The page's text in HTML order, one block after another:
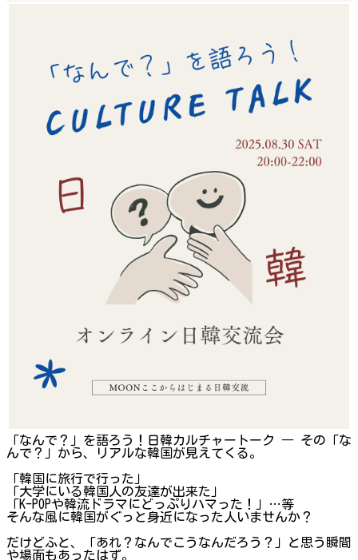
「なんで？」を語ろう！日韓カルチャートーク ― その「な
んで？」から、リアルな韓国が見えてくる。
「韓国に旅行で行った」
「大学にいる韓国人の友達が出来た」
「K-POPや韓流ドラマにどっぷりハマった！」…等
そんな風に韓国がぐっと身近になった人いませんか？
だけどふと、「あれ？なんでこうなんだろう？」と思う瞬間
や場面もあったはず。